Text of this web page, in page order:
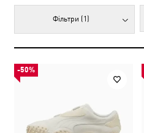
Фільтри (1)
-50%